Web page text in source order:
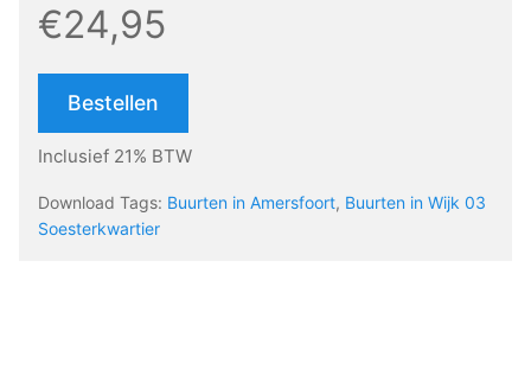
€24,95
Bestellen
Inclusief 21% BTW
Download Tags: Buurten in Amersfoort, Buurten in Wijk 03
Soesterkwartier